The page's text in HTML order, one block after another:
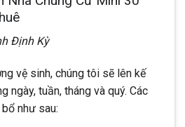
Định Kỳ
vệ sinh, chúng tôi sẽ lên kế
ngày, tuần, tháng và quý. Các
như sau: